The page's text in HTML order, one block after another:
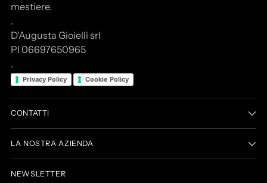
mestiere.
.
D'Augusta Gioielli srl
PI 06697650965
.
Privacy Policy Cookie Policy
CONTATTI
LA NOSTRA AZIENDA
NEWSLETTER